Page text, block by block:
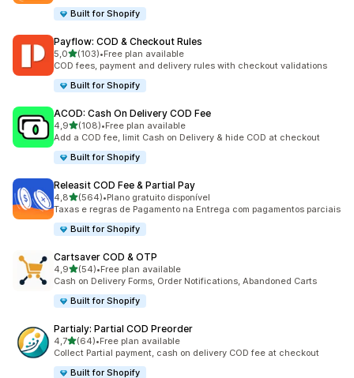
Built for Shopify
Payflow: COD & Checkout Rules
5,0de 5 estrelas
(103)
103 total de avaliações
•Free plan available
COD fees, payment and delivery rules with checkout validations
Built for Shopify
ACOD: Cash On Delivery COD Fee
4,9de 5 estrelas
(108)
108 total de avaliações
•Free plan available
Add a COD fee, limit Cash on Delivery & hide COD at checkout
Built for Shopify
Releasit COD Fee & Partial Pay
4,8de 5 estrelas
(564)
564 total de avaliações
•Plano gratuito disponível
Taxas e regras de Pagamento na Entrega com pagamentos parciais
Built for Shopify
Cartsaver COD & OTP
4,9de 5 estrelas
(54)
54 total de avaliações
•Free plan available
Cash on Delivery Forms, Order Notifications, Abandoned Carts
Built for Shopify
Partialy: Partial COD Preorder
4,7de 5 estrelas
(64)
64 total de avaliações
•Free plan available
Collect Partial payment, cash on delivery COD fee at checkout
Built for Shopify